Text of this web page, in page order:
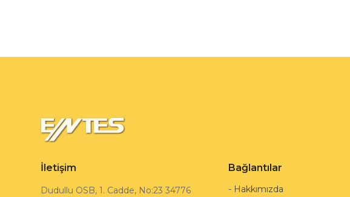
İletişim
Dudullu OSB, 1. Cadde, No:23 34776
Bağlantılar
- Hakkımızda